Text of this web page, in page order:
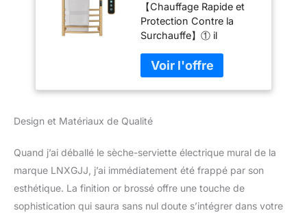
10 Barres, 135W
450x720mm WiFi
【Chauffage Rapide et
Protection Contre la
Surchauffe】① il
et atteindra la
température optimale de
(50-60 ℃) en 20
protection contre la
ne surchauffera pas la
tige chauffante et ne
vous brûlera pas ou ne
fera pas brûler la
serviette. ②1 à 9 heures
Design et Matériaux de Qualité
Quand j’ai déballé le sèche-serviette électrique mural de la
marque LNXGJJ, j’ai immédiatement été frappé par son
esthétique. La finition or brossé offre une touche de
sophistication qui saura sans nul doute s’intégrer dans votre